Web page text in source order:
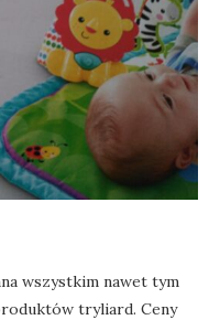
wszystkim nawet tym
tryliard. Ceny